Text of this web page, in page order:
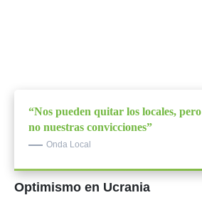
“Nos pueden quitar los locales, pero
no nuestras convicciones”
Onda Local
Optimismo en Ucrania